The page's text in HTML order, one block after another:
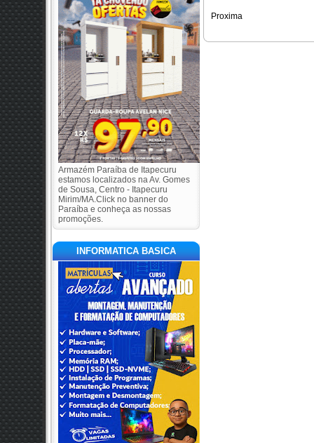
Armazém Paraíba de Itapecuru
estamos localizados na Av. Gomes
de Sousa, Centro - Itapecuru
Mirim/MA.Click no banner do
Paraíba e conheça as nossas
promoções.
INFORMATICA BASICA
Proxima